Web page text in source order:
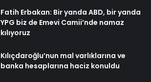
Fatih Erbakan: Bir yanda ABD, bir yanda
YPG biz de Emevi Camii’nde namaz
kılıyoruz
Kılıçdaroğlu’nun mal varlıklarına ve
banka hesaplarına haciz konuldu